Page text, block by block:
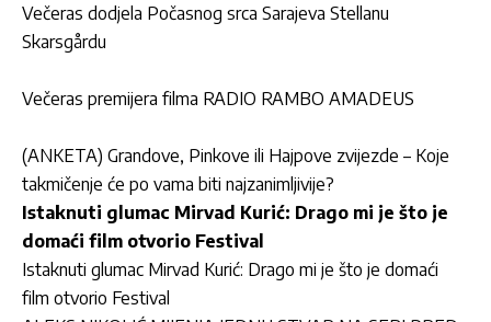
Večeras dodjela Počasnog srca Sarajeva Stellanu
Skarsgårdu
Večeras premijera filma RADIO RAMBO AMADEUS
(ANKETA) Grandove, Pinkove ili Hajpove zvijezde – Koje
takmičenje će po vama biti najzanimljivije?
Istaknuti glumac Mirvad Kurić: Drago mi je što je
domaći film otvorio Festival
Istaknuti glumac Mirvad Kurić: Drago mi je što je domaći
film otvorio Festival